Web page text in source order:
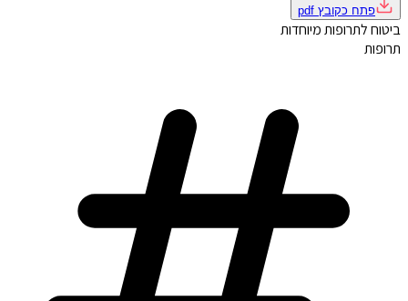
פתח כקובץpdf
ביטוח לתרופות מיוחדות
תרופות